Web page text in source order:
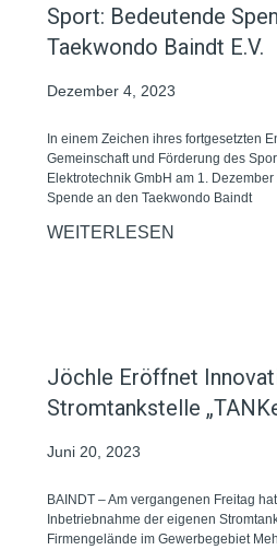
Sport: Bedeutende
Taekwondo Baindt E.V.
Dezember 4, 2023
In einem Zeichen ihres fortgesetzten
Gemeinschaft und Förderung des
Elektrotechnik GmbH am 1.
Spende an den Taekwondo Baindt
WEITERLESEN
Jöchle Eröffnet
Stromtankstelle
Juni 20, 2023
BAINDT – Am vergangenen Freitag
Inbetriebnahme der eigenen
Firmengelände im Gewerbegebiet